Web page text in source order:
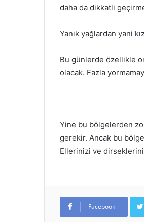
daha da dikkatli
Yanık yağlardan yani
Bu günlerde özellikle
olacak. Fazla
Yine bu bölgelerden
gerekir. Ancak bu
Ellerinizi ve
Facebook